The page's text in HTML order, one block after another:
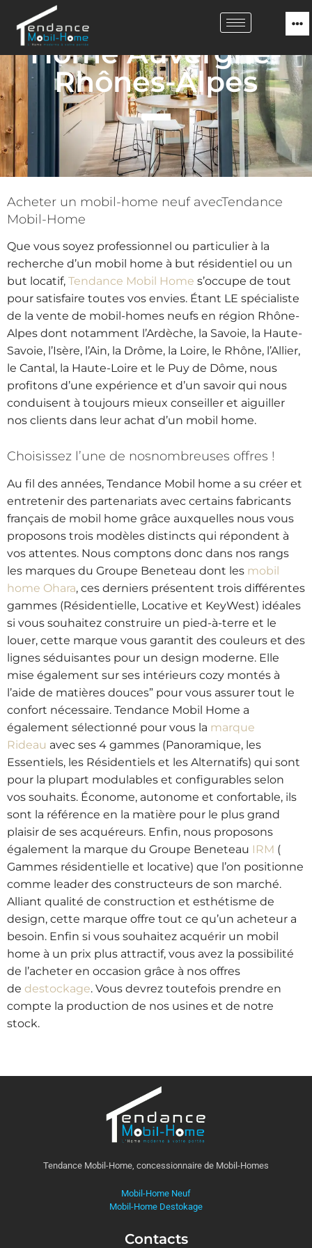
Tendance Mobil
Home Auvergne-
Rhônes-Alpes
Acheter un mobil-home neuf avecTendance
Mobil-Home
Que vous soyez professionnel ou particulier à la
recherche d’un mobil home à but résidentiel ou un
but locatif, Tendance Mobil Home s’occupe de tout
pour satisfaire toutes vos envies. Étant LE spécialiste
de la vente de mobil-homes neufs en région Rhône-
Alpes dont notamment l’Ardèche, la Savoie, la Haute-
Savoie, l’Isère, l’Ain, la Drôme, la Loire, le Rhône, l’Allier,
le Cantal, la Haute-Loire et le Puy de Dôme, nous
profitons d’une expérience et d’un savoir qui nous
conduisent à toujours mieux conseiller et aiguiller
nos clients dans leur achat d’un mobil home.
Choisissez l’une de nosnombreuses offres !
Au fil des années, Tendance Mobil home a su créer et
entretenir des partenariats avec certains fabricants
français de mobil home grâce auxquelles nous vous
proposons trois modèles distincts qui répondent à
vos attentes. Nous comptons donc dans nos rangs
les marques du Groupe Beneteau dont les mobil
home Ohara, ces derniers présentent trois différentes
gammes (Résidentielle, Locative et KeyWest) idéales
si vous souhaitez construire un pied-à-terre et le
louer, cette marque vous garantit des couleurs et des
lignes séduisantes pour un design moderne. Elle
mise également sur ses intérieurs cozy montés à
l’aide de matières douces” pour vous assurer tout le
confort nécessaire. Tendance Mobil Home a
également sélectionné pour vous la marque
Rideau avec ses 4 gammes (Panoramique, les
Essentiels, les Résidentiels et les Alternatifs) qui sont
pour la plupart modulables et configurables selon
vos souhaits. Économe, autonome et confortable, ils
sont la référence en la matière pour le plus grand
plaisir de ses acquéreurs. Enfin, nous proposons
également la marque du Groupe Beneteau IRM (
Gammes résidentielle et locative) que l’on positionne
comme leader des constructeurs de son marché.
Alliant qualité de construction et esthétisme de
design, cette marque offre tout ce qu’un acheteur a
besoin. Enfin si vous souhaitez acquérir un mobil
home à un prix plus attractif, vous avez la possibilité
de l’acheter en occasion grâce à nos offres
de destockage. Vous devrez toutefois prendre en
compte la production de nos usines et de notre
stock.
Tendance Mobil-Home, concessionnaire de Mobil-Homes
Mobil-Home Neuf
Mobil-Home Destokage
Contacts